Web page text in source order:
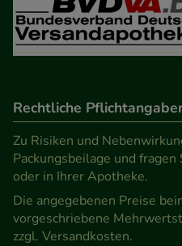
Rechtliche
Zu Risiken und
Packungsbeilage und
oder in Ihrer Apotheke.
Die angegebenen Preise
vorgeschriebene
zzgl. Versandkosten.